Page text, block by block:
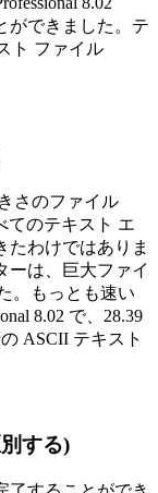
ができました。テ
ト ファイル
さのファイル
てのテキスト エ
たわけではありま
ーは、巨大ファイ
。もっとも速い
8.02 で、28.39
ASCII テキスト
する)